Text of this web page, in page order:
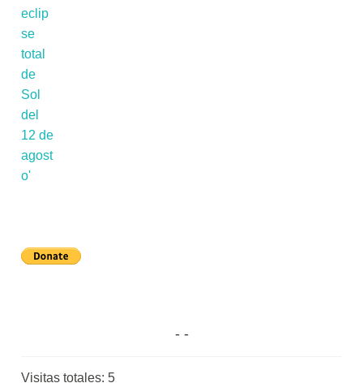
Visitas totales: 5